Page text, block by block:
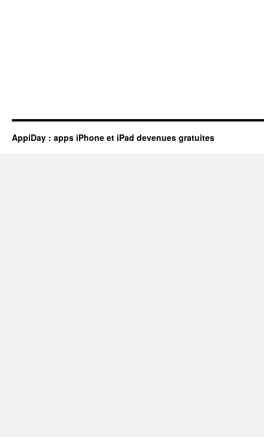
AppiDay : apps iPhone et iPad devenues gratuites